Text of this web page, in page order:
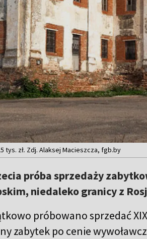
tys. zł. Zdj. Alaksej Macieszcza, fgb.by
próba sprzedaży
niedaleko granicy z
próbowano sprzedać
zabytek po cenie